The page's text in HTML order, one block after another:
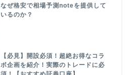
なぜ格安で相場予測noteを提供して
いるのか？
【必見】開設必須！超絶お得なコラ
ボ企画を紹介！実際のトレードに必